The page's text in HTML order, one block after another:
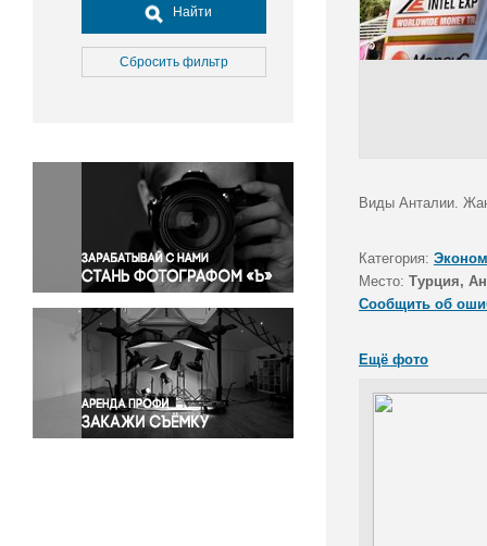
Досуг, туризм и отдых
Культура
Медицина
Окружающая среда
Политика
Правосудие
Происшествия и конфликты
Религия
Светская жизнь
Спорт
Экология
Экономика и бизнес
Найти
Сбросить фильтр
Виды Анталии.
Категория:
Место: Турция,
Сообщить об
Ещё фото